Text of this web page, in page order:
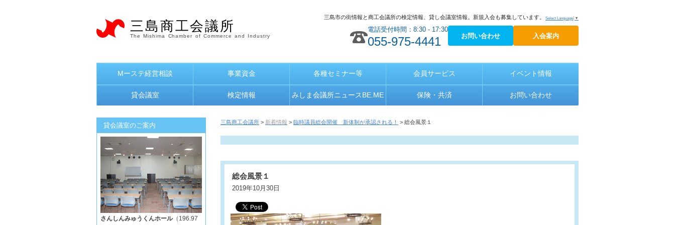
三島商工会議所
The Mishima Chamber of Commerce and Industry
Select Language ▼
三島市の街情報と商工会議所の検定情報、貸し会議室情報。新規入会も募集しています。
電話受付時間：8:30 - 17:30
055-975-4441 お問い合わせ 入会案内
Mーステ経営相談 事業資金 各種セミナー等 会員サービス イベント情報
貸会議室 検定情報 みしま会議所ニュースBE.ME 保険・共済 お問い合わせ
三島商工会議所 > 新着情報 >臨時議員総会開催 新体制が承認される！ > 総会風景１
総会風景１
2019年10月30日
貸会議室のご案内
さんしんみゅうくんホール（196.97